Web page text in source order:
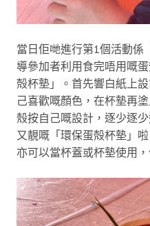
當日佢哋進行第1個活動係
導參加者利用食完唔用嘅
殻杯墊」。首先響白紙上
己喜歡嘅顏色，在杯墊再
殼按自己嘅設計，逐少逐
又靚嘅「環保蛋殻杯墊」
亦可以當杯蓋或杯墊使用